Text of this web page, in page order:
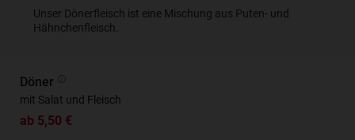
Unser Dönerfleisch ist eine Mischung aus Puten- und
Hähnchenfleisch.
Döner
mit Salat und Fleisch
ab 5,50 €